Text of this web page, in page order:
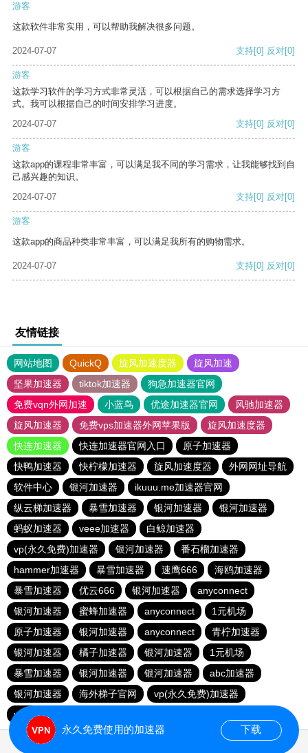
游客
这款软件非常实用，可以帮助我解决很多问题。
2024-07-07 支持[0] 反对[0]
游客
这款学习软件的学习方式非常灵活，可以根据自己的需求选择学习方
式。我可以根据自己的时间安排学习进度。
2024-07-07
支持[0] 反对[0]
游客
这款app的课程非常丰富，可以满足我不同的学习需求，让我能够找到自
己感兴趣的知识。
2024-07-07
支持[0] 反对[0]
游客
这款app的商品种类非常丰富，可以满足我所有的购物需求。
2024-07-07 支持[0] 反对[0]
友情链接
网站地图 QuickQ 旋风加速度器
旋风加速
坚果加速器
tiktok加速器
狗急加速器官网
免费vqn外网加速
小蓝鸟 优途加速器官网
风驰加速器
旋风加速器
免费vps加速器外网苹果版
旋风加速度器
快连加速器
快连加速器官网入口
原子加速器
快鸭加速器
快柠檬加速器 旋风加速度器
外网网址导航
软件中心
银河加速器
ikuuu.me加速器官网
纵云梯加速器
暴雪加速器 银河加速器
银河加速器
蚂蚁加速器
veee加速器
白鲸加速器
vp(永久免费)加速器
银河加速器
番石榴加速器
hammer加速器
暴雪加速器 速鹰666
海鸥加速器
暴雪加速器
优云666 银河加速器
anyconnect
银河加速器
蜜蜂加速器 anyconnect
1元机场
原子加速器
银河加速器 anyconnect
青柠加速器
银河加速器
橘子加速器 银河加速器
1元机场
暴雪加速器
银河加速器 银河加速器
abc加速器
银河加速器
海外梯子官网
vp(永久免费)加速器
vp(永久免费)加速器
永久免费使用的加速器 下载